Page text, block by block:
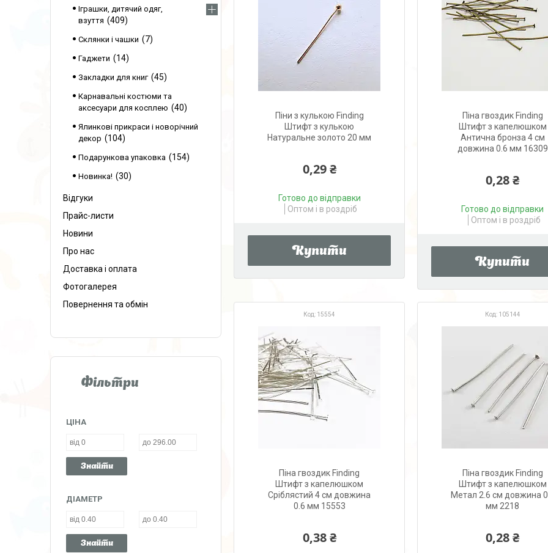
Піни з кулькою Finding
Штифт з кулькою
Натуральне золото 20 мм
0,29 ₴
Готово до відправки
Оптом і в роздріб
Купити
Піна гвоздик Finding
Штифт з капелюшком
Антична бронза 4 см
довжина 0.6 мм 16309
0,28 ₴
Готово до відправки
Оптом і в роздріб
Купити
15554
Піна гвоздик Finding
Штифт з капелюшком
Сріблястий 4 см довжина
0.6 мм 15553
0,38 ₴
105144
Піна гвоздик Finding
Штифт з капелюшком
Метал 2.6 см довжина
мм 2218
0,28 ₴
Іграшки, дитячий одяг,
взуття
409
Склянки і чашки 7
Гаджети 14
Закладки для книг 45
Карнавальні костюми та
аксесуари для косплею
40
Ялинкові прикраси і новорічний
декор
104
Подарункова упаковка 154
Новинка! 30
Відгуки
Прайс-листи
Новини
Про нас
Доставка і оплата
Фотогалерея
Повернення та обмін
Фільтри
ЦІНА
Знайти
ДІАМЕТР
Знайти